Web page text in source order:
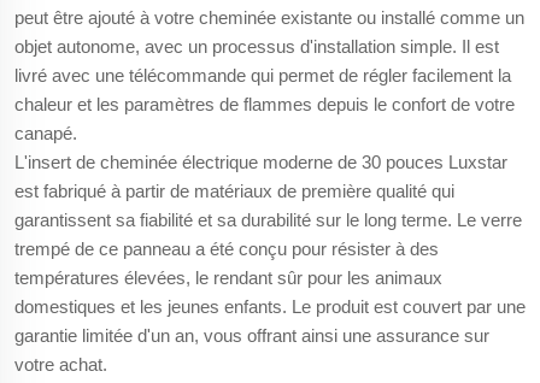
peut être ajouté à votre cheminée existante ou installé comme un
objet autonome, avec un processus d'installation simple. Il est
livré avec une télécommande qui permet de régler facilement la
chaleur et les paramètres de flammes depuis le confort de votre
canapé.
L'insert de cheminée électrique moderne de 30 pouces Luxstar
est fabriqué à partir de matériaux de première qualité qui
garantissent sa fiabilité et sa durabilité sur le long terme. Le verre
trempé de ce panneau a été conçu pour résister à des
températures élevées, le rendant sûr pour les animaux
domestiques et les jeunes enfants. Le produit est couvert par une
garantie limitée d'un an, vous offrant ainsi une assurance sur
votre achat.